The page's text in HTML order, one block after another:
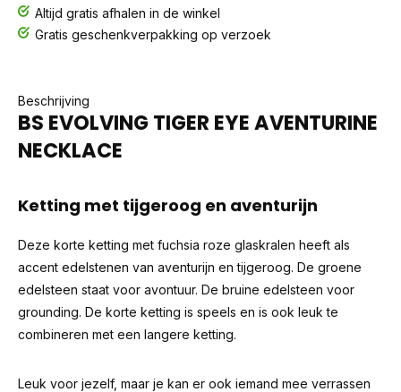
Altijd gratis afhalen in de winkel
Gratis geschenkverpakking op verzoek
Beschrijving
BS EVOLVING TIGER EYE AVENTURINE
NECKLACE
Ketting met tijgeroog en aventurijn
Deze korte ketting met fuchsia roze glaskralen heeft als
accent edelstenen van aventurijn en tijgeroog. De groene
edelsteen staat voor avontuur. De bruine edelsteen voor
grounding. De korte ketting is speels en is ook leuk te
combineren met een langere ketting.
Leuk voor jezelf, maar je kan er ook iemand mee verrassen